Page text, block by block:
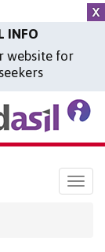
INFO
website for